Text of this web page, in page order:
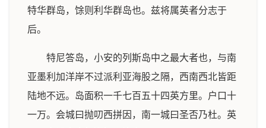
特华群岛，馀则利华群岛也。兹将属英者分志于
后。
特尼答岛，小安的列斯岛中之最大者也，与南
亚墨利加洋岸不过派利亚海股之隔，西南西北皆距
陆地不远。岛面积一千七百五十四英方里。户口十
一万。会城曰抛叨西拼因，南一城曰圣否乃杜。英